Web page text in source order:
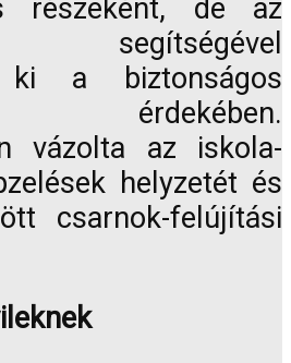
részeként, de az
segítségével
ki a biztonságos
érdekében.
vázolta az iskola-
helyzetét és
csarnok-felújítási